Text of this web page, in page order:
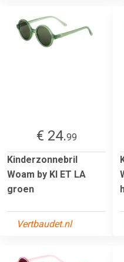
€ 24.99
Kinderzonnebril
Woam by KI ET LA
groen
Vertbaudet.nl